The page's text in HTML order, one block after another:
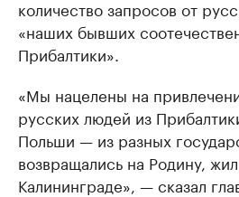
количество запросов от
«наших бывших
Прибалтики».
«Мы нацелены на
русских людей из
Польши — из разных
возвращались на Родину,
Калининграде», — сказал